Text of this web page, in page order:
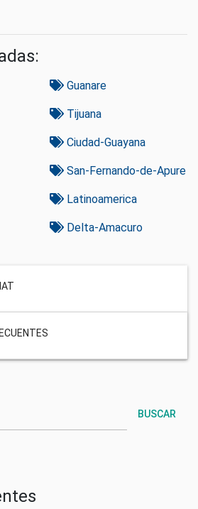
Guanare
Tijuana
Ciudad-Guayana
San-Fernando-de-Apure
Latinoamerica
Delta-Amacuro